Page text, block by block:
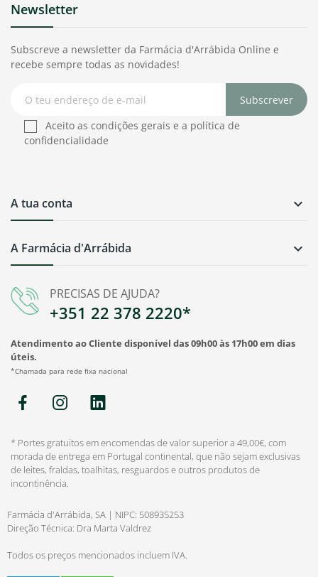
PRECISAS DE AJUDA?
+351 22 378 2220*
Atendimento ao Cliente disponível das 09h00 às 17h00 em dias
úteis.
*Chamada para rede fixa nacional
A Farmácia d'Arrábida 
A tua conta 
Newsletter
Subscreve a newsletter da Farmácia d'Arrábida Online e
recebe sempre todas as novidades!
Subscrever
Aceito as condições gerais e a política de
confidencialidade
* Portes gratuitos em encomendas de valor superior a 49,00€, com
morada de entrega em Portugal continental, que não sejam exclusivas
de leites, fraldas, toalhitas, resguardos e outros produtos de
incontinência.
Farmácia d'Arrábida, SA | NIPC: 508935253
Direção Técnica: Dra Marta Valdrez
Todos os preços mencionados incluem IVA.